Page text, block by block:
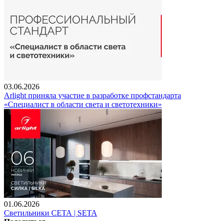
03.06.2026
Arlight приняла участие в разработке профстандарта
«Специалист в области света и светотехники»
01.06.2026
Светильники СЕТА | SETA